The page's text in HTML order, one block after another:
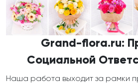
Grand-flora.ru:
Социальной
Наша работа выходит за рамки